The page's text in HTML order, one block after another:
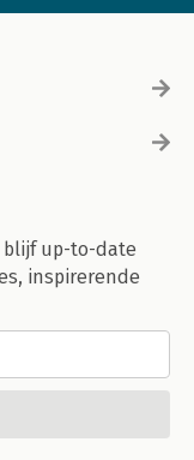
blijf up-to-date
inspirerende